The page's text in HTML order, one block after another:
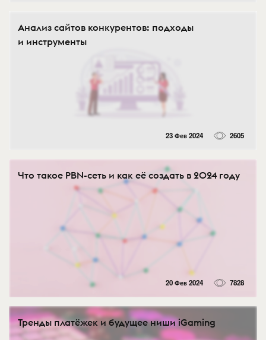
Анализ сайтов конкурентов: подходы
и инструменты
23 Фев 2024 2605
Что такое PBN-сеть и как её создать в 2024 году
20 Фев 2024 7828
Тренды платёжек и будущее ниши iGaming